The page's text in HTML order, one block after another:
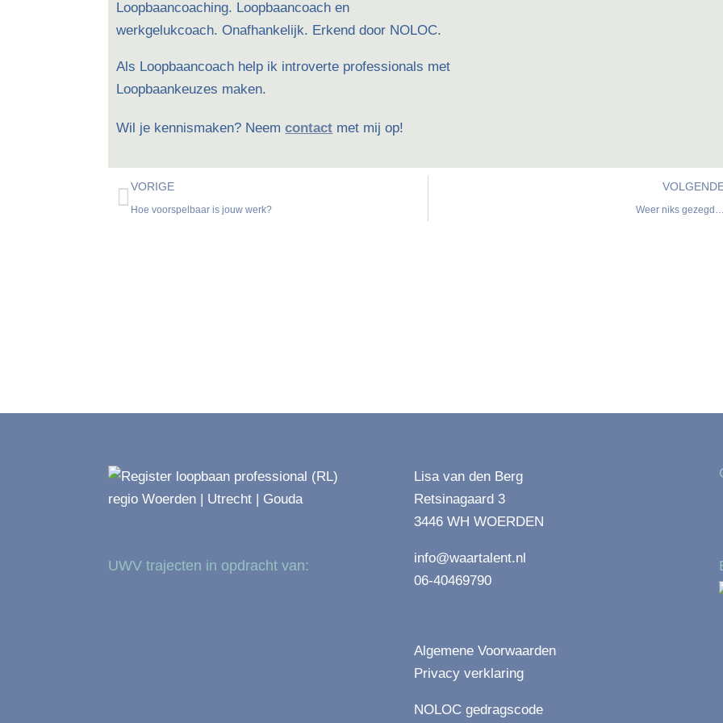
Loopbaancoaching. Loopbaancoach en
werkgelukcoach. Onafhankelijk. Erkend door NOLOC.
Als Loopbaancoach help ik introverte professionals met
Loopbaankeuzes maken.
Wil je kennismaken? Neemcontact met mij op!
VORIGE
Hoe voorspelbaar is jouw werk? Weer niks
UWV trajecten in opdracht van:
Lisa van den Berg
Retsinagaard 3
3446 WH WOERDEN
info@waartalent.nl
06-40469790
Algemene Voorwaarden
Privacy verklaring
NOLOC gedragscode